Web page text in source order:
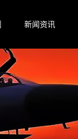
新闻资讯